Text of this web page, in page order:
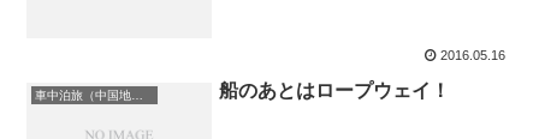
2016.05.16
車中泊旅（中国地方） 船のあとはロープウェイ！